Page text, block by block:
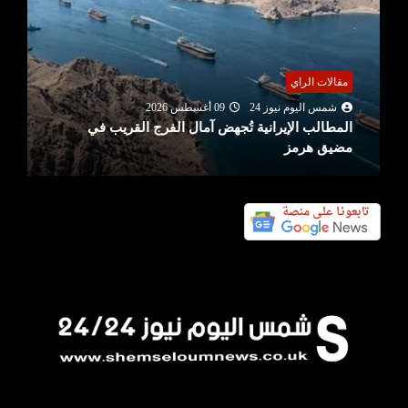
مقالات الراي
شمس اليوم نيوز 24
09 أغسطس 2026
المطالب الإيرانية تُجهض آمال الفرج القريب في
مضيق هرمز